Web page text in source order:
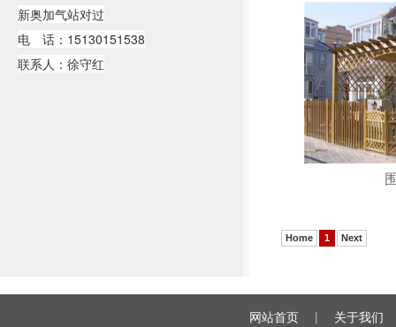
新奥加气站对过
电 话：15130151538
联系人：徐守红
Home 1 Next
网站首页 | 关于我们